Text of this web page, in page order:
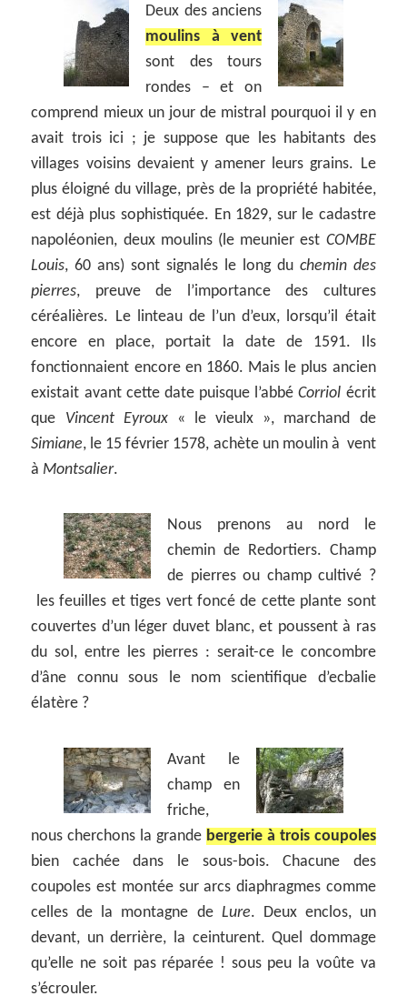
Deux des anciens
moulins à vent
sont des tours
rondes – et on
comprend mieux un jour de mistral pourquoi il y en
avait trois ici ; je suppose que les habitants des
villages voisins devaient y amener leurs grains. Le
plus éloigné du village, près de la propriété habitée,
est déjà plus sophistiquée. En 1829, sur le cadastre
napoléonien, deux moulins (le meunier est COMBE
Louis, 60 ans) sont signalés le long du chemin des
pierres, preuve de l’importance des cultures
céréalières. Le linteau de l’un d’eux, lorsqu’il était
encore en place, portait la date de 1591. Ils
fonctionnaient encore en 1860. Mais le plus ancien
existait avant cette date puisque l’abbéCorriol écrit
que Vincent Eyroux« le vieulx », marchand de
Simiane, le 15 février 1578, achète un moulin à vent
à Montsalier.
Nous prenons au nord le
chemin de Redortiers. Champ
de pierres ou champ cultivé ?
les feuilles et tiges vert foncé de cette plante sont
couvertes d’un léger duvet blanc, et poussent à ras
du sol, entre les pierres : serait-ce le concombre
d’âne connu sous le nom scientifique d’ecbalie
élatère ?
Avant le
champ en
friche,
nous cherchons la grande bergerie à trois coupoles
bien cachée dans le sous-bois. Chacune des
coupoles est montée sur arcs diaphragmes comme
celles de la montagne de Lure. Deux enclos, un
devant, un derrière, la ceinturent. Quel dommage
qu’elle ne soit pas réparée ! sous peu la voûte va
s’écrouler.